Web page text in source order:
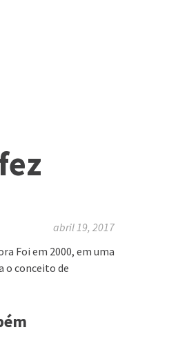
abril 19, 2017
Foi em 2000, em uma
o conceito de